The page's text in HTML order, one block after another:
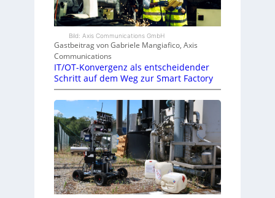
Bild: Axis Communications GmbH
Gastbeitrag von Gabriele Mangiafico, Axis
Communications
IT/OT-Konvergenz als entscheidender
Schritt auf dem Weg zur Smart Factory